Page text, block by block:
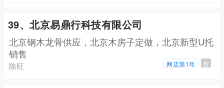
39、北京易鼎行科技有限公司
北京钢木龙骨供应，北京木房子定做，北京新型U托
销售
陈旺 网店第1年 百